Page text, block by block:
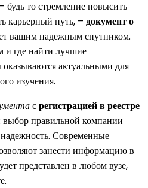
то стремление повысить
карьерный путь, – документ о
вашим надежным спутником.
и где найти лучшие
актуальными для
изучения.
срегистрацией в реестре
выбор правильной компании
Современные
занести информацию в
представлен в любом вузе,